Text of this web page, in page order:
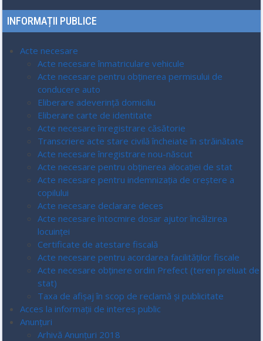
INFORMAȚII PUBLICE
Acte necesare
Acte necesare înmatriculare vehicule
Acte necesare pentru obținerea permisului de
conducere auto
Eliberare adeverință domiciliu
Eliberare carte de identitate
Acte necesare înregistrare căsătorie
Transcriere acte stare civilă încheiate în străinătate
Acte necesare înregistrare nou-născut
Acte necesare pentru obținerea alocației de stat
Acte necesare pentru indemnizația de creștere a
copilului
Acte necesare declarare deces
Acte necesare întocmire dosar ajutor încălzirea
locuinței
Certificate de atestare fiscală
Acte necesare pentru acordarea facilităților fiscale
Acte necesare obținere ordin Prefect (teren preluat de
stat)
Taxa de afișaj în scop de reclamă și publicitate
Acces la informaţii de interes public
Anunțuri
Arhivă Anunțuri 2018